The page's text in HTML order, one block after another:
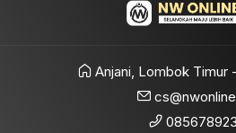
Anjani, Lombok Timur